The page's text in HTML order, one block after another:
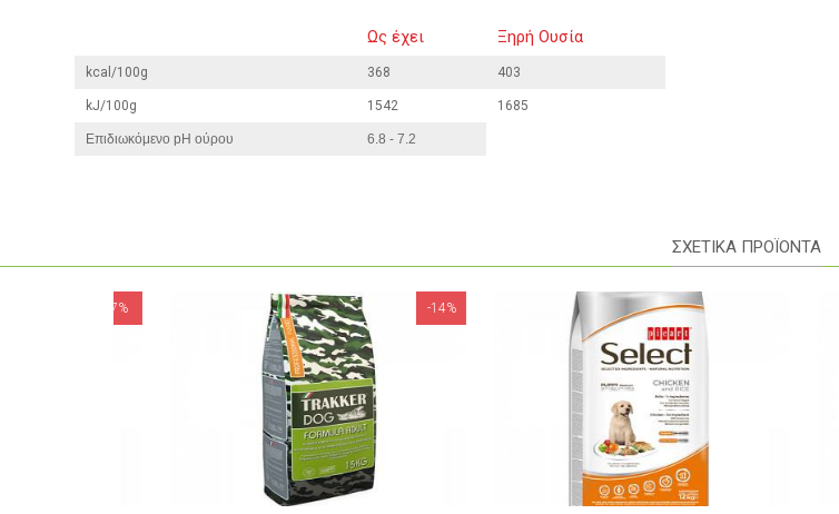
Ως έχει Ξηρή Ουσία
kcal/100g 368 403
kJ/100g 1542 1685
Επιδιωκόμενο pH ούρου 6.8 - 7.2
ΣΧΕΤΙΚΑ ΠΡΟΪΟΝΤΑ